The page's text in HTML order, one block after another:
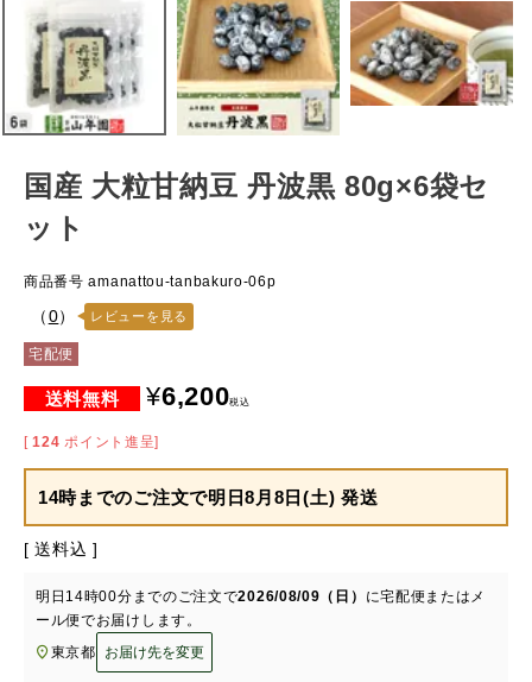
国産 大粒甘納豆 丹波黒 80g×6袋セ
ット
商品番号 amanattou-tanbakuro-06p
（0） レビューを見る
宅配便
¥6,200税込
[ 124 ポイント進呈]
14時までのご注文で明日8月8日(土) 発送
送料込
明日 14時00分 までのご注文で2026/08/09（日） に宅配便またはメ
ール便でお届けします。
東京都
お届け先を変更